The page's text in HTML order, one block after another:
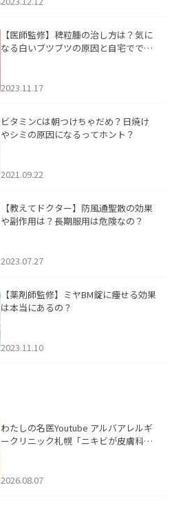
【医師監修】稗粒腫の治し方は？気に
なる白いブツブツの原因と自宅ででき
2023.11.17
ビタミンCは朝つけちゃだめ？日焼け
やシミの原因になるってホント？
2021.09.22
【教えてドクター】防風通聖散の効果
や副作用は？長期服用は危険なの？
2023.07.27
【薬剤師監修】ミヤBM錠に痩せる効果
は本当にあるの？
2023.11.10
わたしの名医Youtube アルバアレルギ
ークリニック札幌「ニキビが皮膚科で
ました。
2026.08.07